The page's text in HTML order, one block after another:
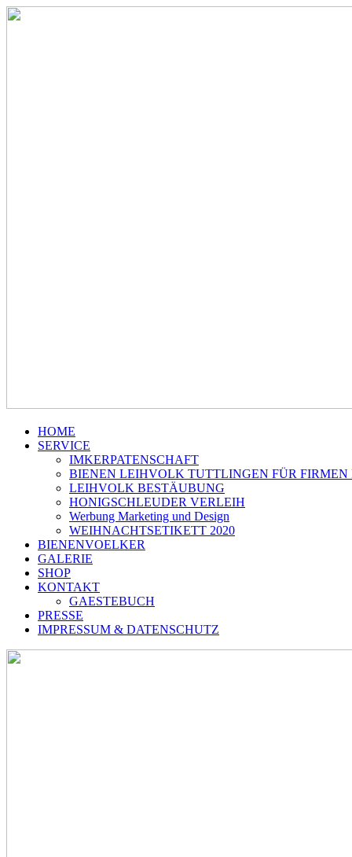
HOME
SERVICE
IMKERPATENSCHAFT
BIENEN LEIHVOLK TUTTLINGEN FÜR FIRMEN
LEIHVOLK BESTÄUBUNG
HONIGSCHLEUDER VERLEIH
Werbung Marketing und Design
WEIHNACHTSETIKETT 2020
BIENENVOELKER
GALERIE
SHOP
KONTAKT
GAESTEBUCH
PRESSE
IMPRESSUM & DATENSCHUTZ